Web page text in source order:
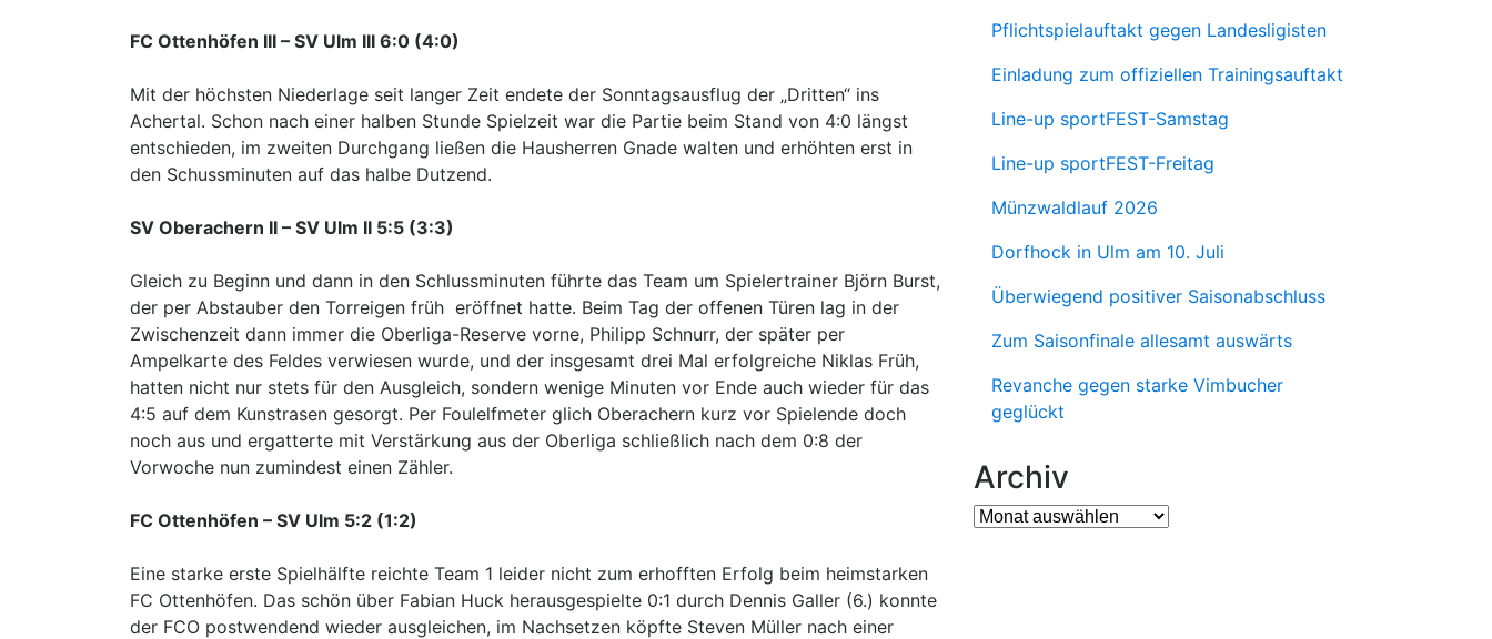
FC Ottenhöfen III – SV Ulm III 6:0 (4:0)
Mit der höchsten Niederlage seit langer Zeit endete der Sonntagsausflug der „Dritten“ ins
Achertal. Schon nach einer halben Stunde Spielzeit war die Partie beim Stand von 4:0 längst
entschieden, im zweiten Durchgang ließen die Hausherren Gnade walten und erhöhten erst in
den Schussminuten auf das halbe Dutzend.
SV Oberachern II – SV Ulm II 5:5 (3:3)
Gleich zu Beginn und dann in den Schlussminuten führte das Team um Spielertrainer Björn Burst,
der per Abstauber den Torreigen früh eröffnet hatte. Beim Tag der offenen Türen lag in der
Zwischenzeit dann immer die Oberliga-Reserve vorne, Philipp Schnurr, der später per
Ampelkarte des Feldes verwiesen wurde, und der insgesamt drei Mal erfolgreiche Niklas Früh,
hatten nicht nur stets für den Ausgleich, sondern wenige Minuten vor Ende auch wieder für das
4:5 auf dem Kunstrasen gesorgt. Per Foulelfmeter glich Oberachern kurz vor Spielende doch
noch aus und ergatterte mit Verstärkung aus der Oberliga schließlich nach dem 0:8 der
Vorwoche nun zumindest einen Zähler.
FC Ottenhöfen – SV Ulm 5:2 (1:2)
Eine starke erste Spielhälfte reichte Team 1 leider nicht zum erhofften Erfolg beim heimstarken
FC Ottenhöfen. Das schön über Fabian Huck herausgespielte 0:1 durch Dennis Galler (6.) konnte
der FCO postwendend wieder ausgleichen, im Nachsetzen köpfte Steven Müller nach einer
Pflichtspielauftakt gegen Landesligisten
Einladung zum offiziellen Trainingsauftakt
Line-up sportFEST-Samstag
Line-up sportFEST-Freitag
Münzwaldlauf 2026
Dorfhock in Ulm am 10. Juli
Überwiegend positiver Saisonabschluss
Zum Saisonfinale allesamt auswärts
Revanche gegen starke Vimbucher
geglückt
Archiv
Archiv